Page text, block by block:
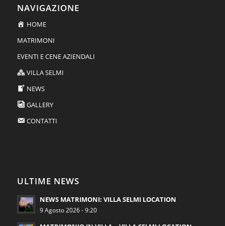
NAVIGAZIONE
HOME
MATRIMONI
EVENTI E CENE AZIENDALI
VILLA SELMI
NEWS
GALLERY
CONTATTI
ULTIME NEWS
NEWS MATRIMONI: VILLA SELMI LOCATION
9 Agosto 2026 - 9:20